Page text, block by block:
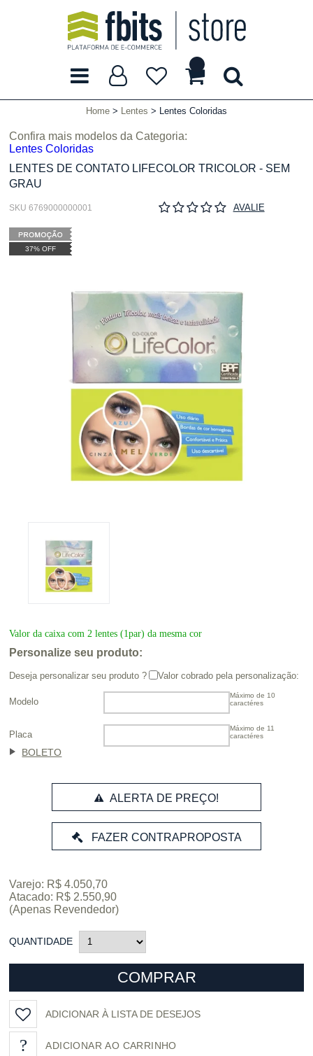
Home Lentes Lentes Coloridas
37% OFF
LENTES DE CONTATO LIFECOLOR TRICOLOR - SEM
GRAU
SKU 6769000000001 AVALIE
Valor da caixa com 2 lentes (1par) da mesma cor
Personalize seu produto:
Deseja personalizar seu produto ?
Modelo
Máximo de 10
caractéres
Placa
Máximo de 11
caractéres
Valor cobrado pela personalização:
BOLETO
Confira mais modelos da Categoria:
Lentes Coloridas
ALERTA DE PREÇO!
Varejo: R$ 4.050,70
Atacado: R$ 2.550,90
(Apenas Revendedor)
QUANTIDADE
COMPRAR
ADICIONAR À LISTA DE DESEJOS